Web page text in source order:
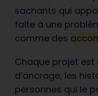
sachants qui
faite à une
comme des
Chaque projet est
d’ancrage, les
personnes qui le